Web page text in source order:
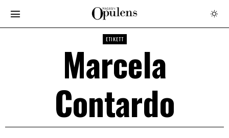
ETIKETT
Marcela
Contardo